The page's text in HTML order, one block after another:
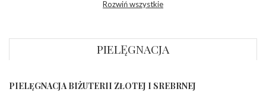
Rozwiń wszystkie
PIELĘGNACJA
PIELĘGNACJA BIŻUTERII ZŁOTEJ I SREBRNEJ